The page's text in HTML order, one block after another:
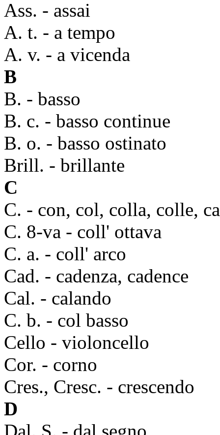
Ass. - assai
A. t. - a tempo
A. v. - a vicenda
B
B. - basso
B. c. - basso continue
B. o. - basso ostinato
Brill. - brillante
C
C. - con, col, colla, colle,
C. 8-va - coll' ottava
C. a. - coll' arco
Cad. - cadenza, cadence
Cal. - calando
C. b. - col basso
Cello - violoncello
Cor. - corno
Cres., Cresc. - crescendo
D
Dal. S. - dal segno